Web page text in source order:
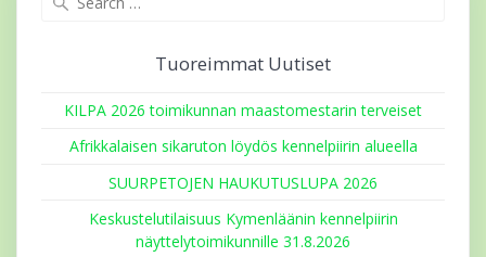
Tuoreimmat Uutiset
KILPA 2026 toimikunnan maastomestarin terveiset
Afrikkalaisen sikaruton löydös kennelpiirin alueella
SUURPETOJEN HAUKUTUSLUPA 2026
Keskustelutilaisuus Kymenläänin kennelpiirin
näyttelytoimikunnille 31.8.2026